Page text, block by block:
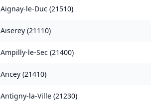
Aignay-le-Duc (21510)
Aiserey (21110)
Ampilly-le-Sec (21400)
Ancey (21410)
Antigny-la-Ville (21230)